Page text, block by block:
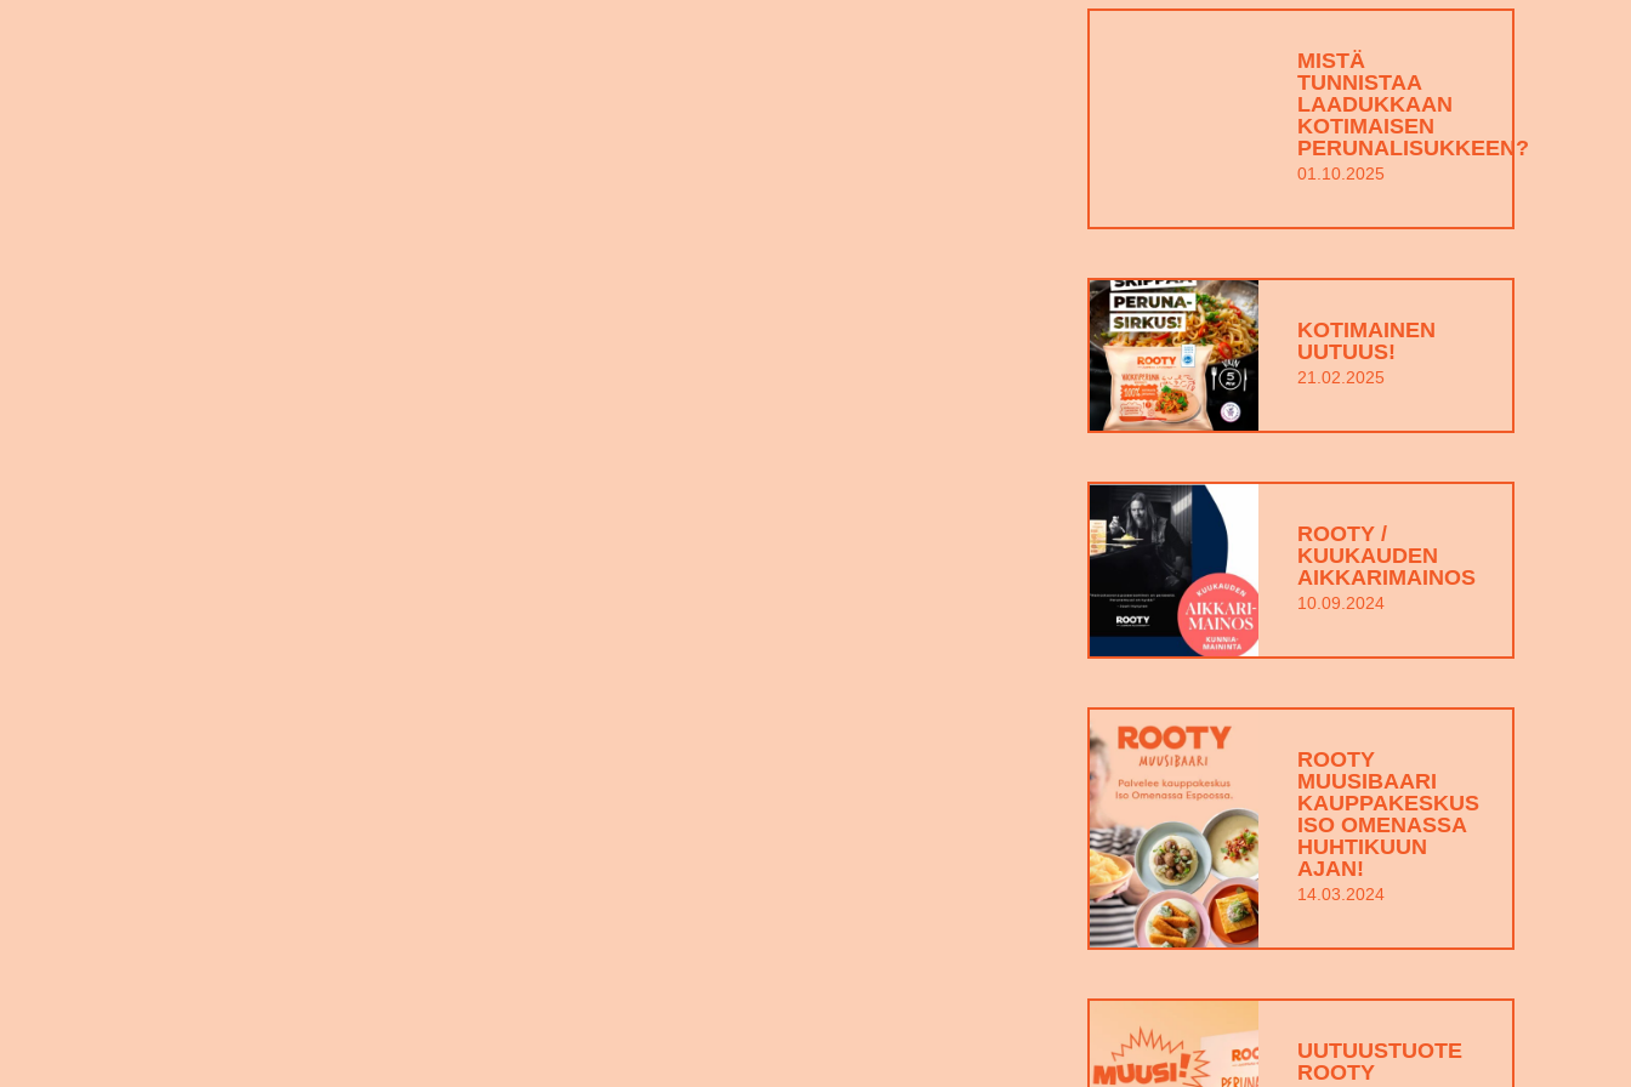
MISTÄ
TUNNISTAA
LAADUKKAAN
KOTIMAISEN
PERUNALISUKKEEN?
01.10.2025
KOTIMAINEN
UUTUUS!
21.02.2025
ROOTY /
KUUKAUDEN
AIKKARIMAINOS
10.09.2024
ROOTY
MUUSIBAARI
KAUPPAKESKUS
ISO OMENASSA
HUHTIKUUN
AJAN!
14.03.2024
UUTUUSTUOTE
ROOTY